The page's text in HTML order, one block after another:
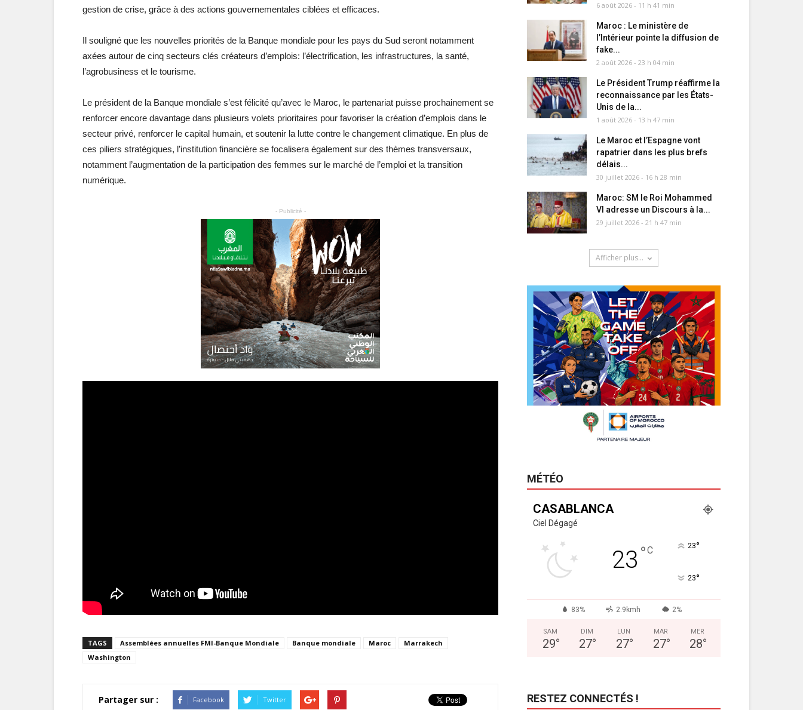
gestion de crise, grâce à des actions gouvernementales ciblées et efficaces.
Il souligné que les nouvelles priorités de la Banque mondiale pour les pays du Sud seront notamment
axées autour de cinq secteurs clés créateurs d’emplois: l’électrification, les infrastructures, la santé,
l’agrobusiness et le tourisme.
Le président de la Banque mondiale s’est félicité qu’avec le Maroc, le partenariat puisse prochainement se
renforcer encore davantage dans plusieurs volets prioritaires pour favoriser la création d’emplois dans le
secteur privé, renforcer le capital humain, et soutenir la lutte contre le changement climatique. En plus de
ces piliers stratégiques, l’institution financière se focalisera également sur des thèmes transversaux,
notamment l’augmentation de la participation des femmes sur le marché de l’emploi et la transition
numérique.
- Publicité -
TAGS Assemblées annuelles FMI-Banque Mondiale Banque mondiale Maroc
Marrakech
Washington
Partager sur : Facebook Twitter
6 août 2026 - 11 h 41 min
Maroc : Le ministère de
l’Intérieur pointe la diffusion de
fake...
2 août 2026 - 23 h 04 min
Le Président Trump réaffirme la
reconnaissance par les États-
Unis de la...
1 août 2026 - 13 h 47 min
Le Maroc et l’Espagne vont
rapatrier dans les plus brefs
délais...
30 juillet 2026 - 16 h 28 min
Maroc: SM le Roi Mohammed
VI adresse un Discours à la...
29 juillet 2026 - 21 h 47 min
Afficher plus...
MÉTÉO
CASABLANCA
Ciel Dégagé
23 °C 23°
23°
83% 2.9kmh 2%
SAM
29°
DIM
27°
LUN
27°
MAR
27°
MER
28°
RESTEZ CONNECTÉS !